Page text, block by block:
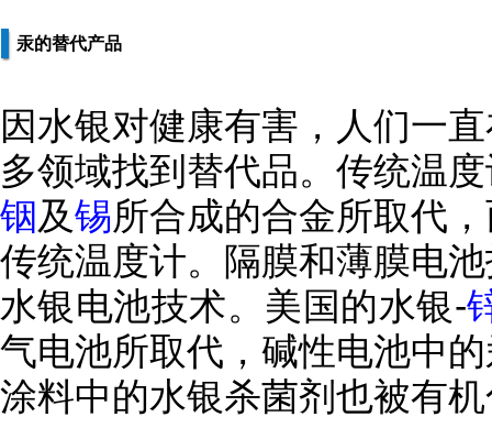
汞的替代产品
因水银对健康有害，人们一
多领域找到替代品。传统温
铟及锡所合成的合金所取代
传统温度计。隔膜和薄膜电
水银电池技术。美国的水银-
气电池所取代，碱性电池中
涂料中的水银杀菌剂也被有